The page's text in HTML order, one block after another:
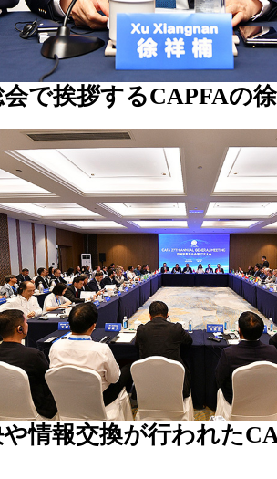
で挨拶するCAPFAの
情報交換が行われた